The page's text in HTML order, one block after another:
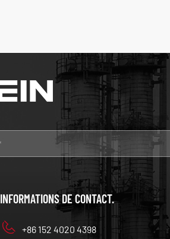
INFORMATIONS DE CONTACT.
+86 152 4020 4398